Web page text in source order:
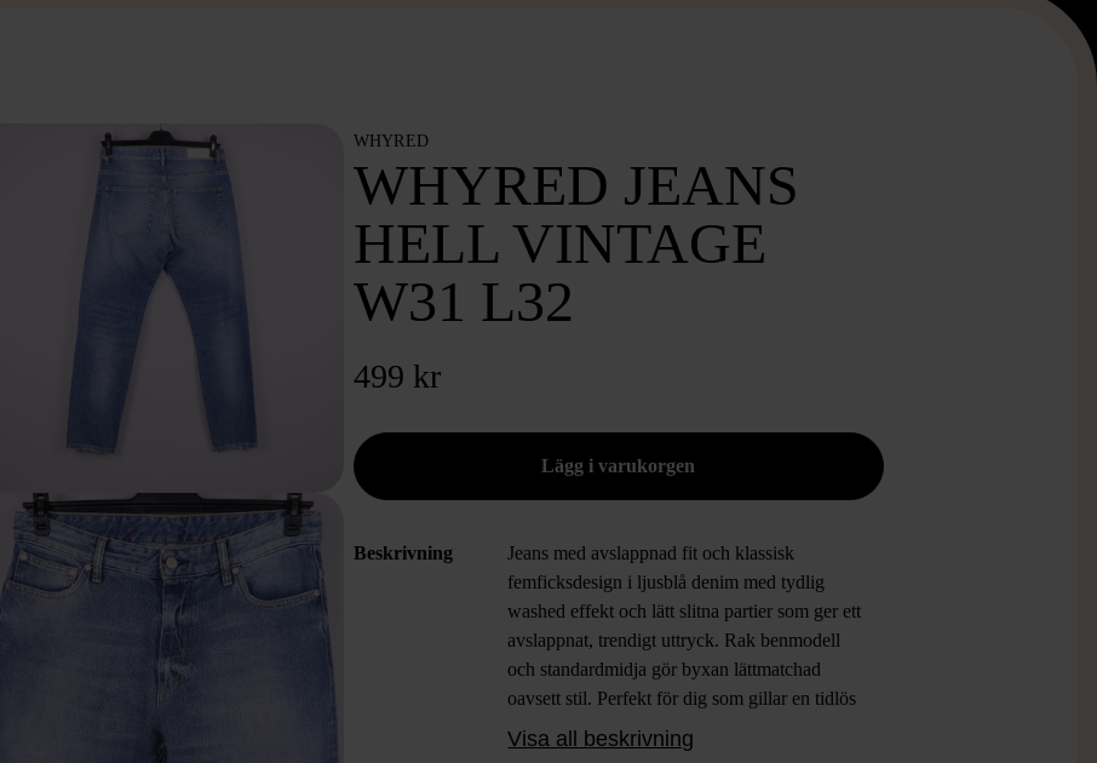
WHYRED
WHYRED JEANS
HELL VINTAGE
W31 L32
499 kr
Beskrivning
Jeans med avslappnad fit och klassisk
femficksdesign i ljusblå denim med tydlig
washed effekt och lätt slitna partier som ger ett
avslappnat, trendigt uttryck. Rak benmodell
och standardmidja gör byxan lättmatchad
oavsett stil. Perfekt för dig som gillar en tidlös
men modern jeanslook med vintage vibe.
Visa all beskrivning